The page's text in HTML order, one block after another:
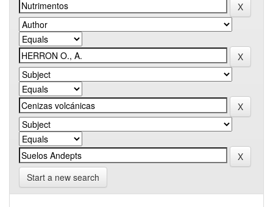
Start a new search